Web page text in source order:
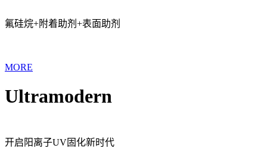
氟硅烷+附着助剂+表面助剂
MORE
Ultramodern
开启阳离子UV固化新时代